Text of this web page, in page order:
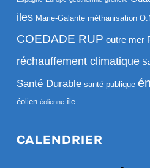
iles Marie-Galante méthanisation
COEDADE RUP outre mer
réchauffement climatique
Santé Durable santé publique
éolien éolienne île
CALENDRIER